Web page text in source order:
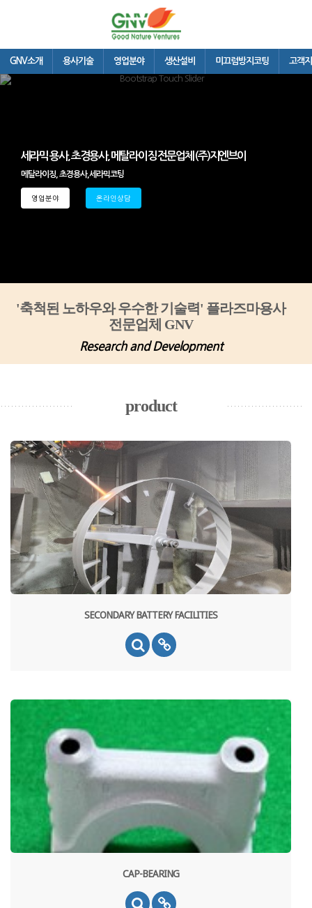
GNV소개 용사기술 영업분야 생산설비 미끄럼방지코팅 고객
세라믹 용사, 초경용사, 메탈라이징 전문업체 (주)지엔브이
메탈라이징, 초경용사,세라믹코팅
영업분야 온라인상담
'축척된 노하우와 우수한 기술력' 플라즈마용사
전문업체 GNV
Research and Development
product
SECONDARY BATTERY FACILITIES
CAP-BEARING